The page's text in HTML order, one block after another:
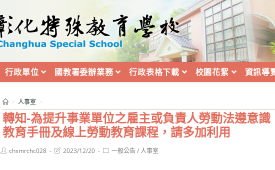
行政單位 國教署委辦業務 行政表格下載 校園花絮 資訊導
轉知-為提升事業單位之雇主或負責人勞動法遵意
教育手冊及線上勞動教育課程，請多加利用
> 人事室 >
Postchsmrchc028
Post2023/12/20
Post一般公告 / 人事室